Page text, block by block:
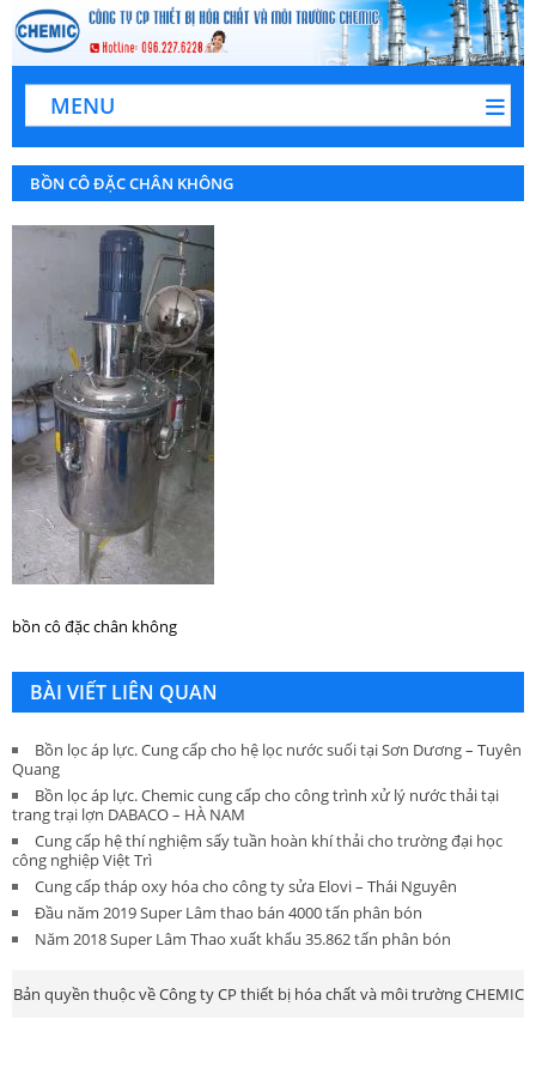
MENU
BỒN CÔ ĐẶC CHÂN KHÔNG
bồn cô đặc chân không
BÀI VIẾT LIÊN QUAN
Bồn lọc áp lực. Cung cấp cho hệ lọc nước suối tại Sơn Dương – Tuyên
Quang
Bồn lọc áp lực. Chemic cung cấp cho công trình xử lý nước thải tại
trang trại lợn DABACO – HÀ NAM
Cung cấp hệ thí nghiệm sấy tuần hoàn khí thải cho trường đại học
công nghiệp Việt Trì
Cung cấp tháp oxy hóa cho công ty sửa Elovi – Thái Nguyên
Đầu năm 2019 Super Lâm thao bán 4000 tấn phân bón
Năm 2018 Super Lâm Thao xuất khẩu 35.862 tấn phân bón
Bản quyền thuộc về Công ty CP thiết bị hóa chất và môi trường CHEMIC